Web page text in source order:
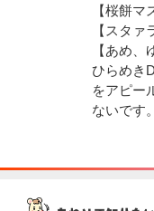
【桜餅
【スタ
【あめ
ひらめき
をアピー
ないです。